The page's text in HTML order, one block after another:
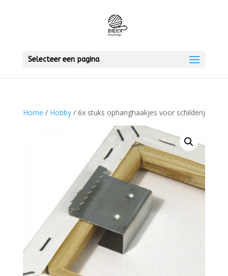
Selecteer een pagina
Home / Hobby/ 6x stuks ophanghaakjes voor schilderij